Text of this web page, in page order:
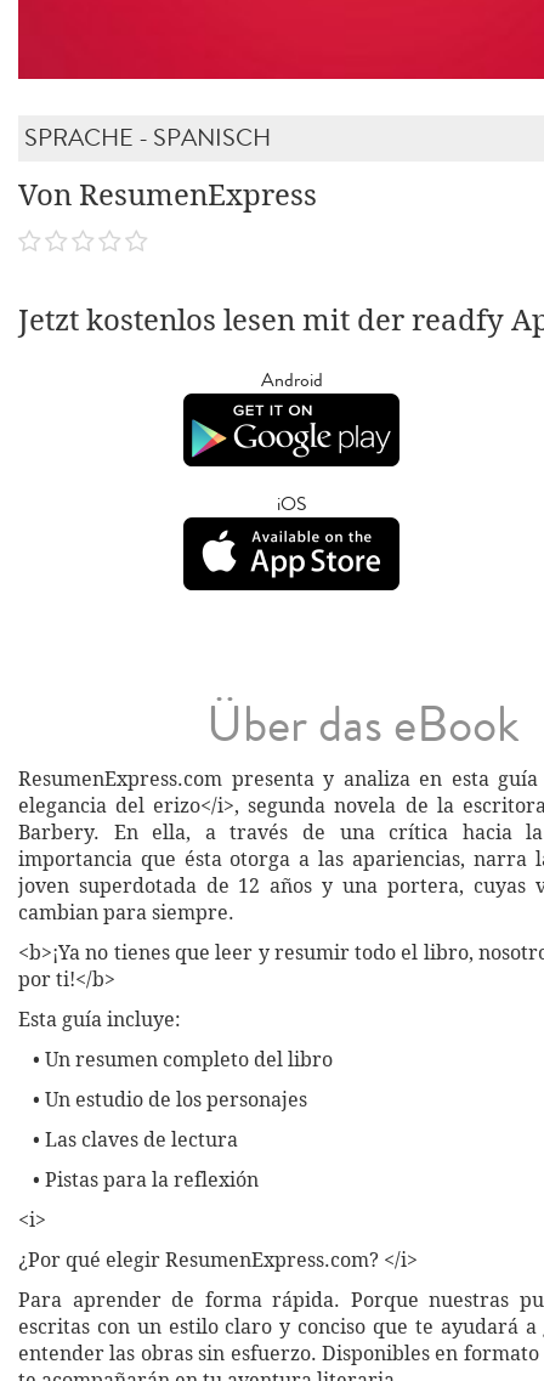
SPRACHE - SPANISCH
Von ResumenExpress
Jetzt kostenlos lesen mit der readfy
Android
iOS
Über das eBook
ResumenExpress.com presenta y analiza en esta
elegancia del erizo</i>, segunda novela de la
Barbery. En ella, a través de una crítica hacia
importancia que ésta otorga a las apariencias, narra
joven superdotada de 12 años y una portera, cuyas
cambian para siempre.
<b>¡Ya no tienes que leer y resumir todo el libro,
por ti!</b>
Esta guía incluye:
• Un resumen completo del libro
• Un estudio de los personajes
• Las claves de lectura
• Pistas para la reflexión
<i>
¿Por qué elegir ResumenExpress.com? </i>
Para aprender de forma rápida. Porque nuestras
escritas con un estilo claro y conciso que te ayudará
entender las obras sin esfuerzo. Disponibles en